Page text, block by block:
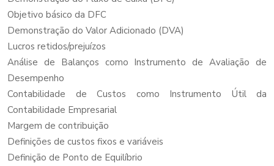
Objetivo básico da DFC
Demonstração do Valor Adicionado (DVA)
Lucros retidos/prejuízos
Análise de Balanços como Instrumento de Avaliação de
Desempenho
Contabilidade de Custos como Instrumento Útil da
Contabilidade Empresarial
Margem de contribuição
Definições de custos fixos e variáveis
Definição de Ponto de Equilíbrio